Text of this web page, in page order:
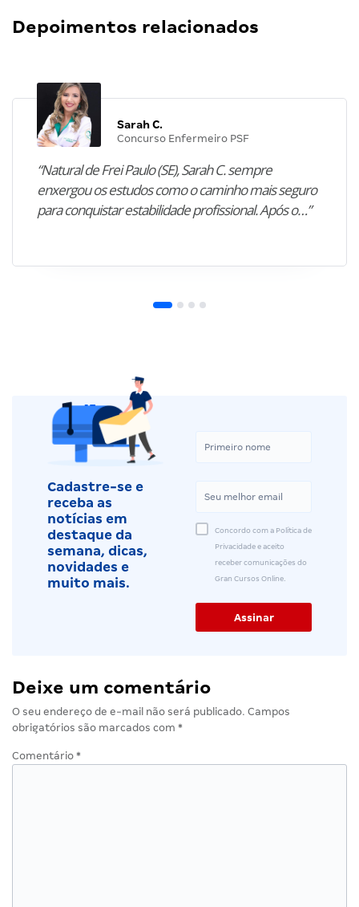
Depoimentos relacionados
Sarah C.
Concurso Enfermeiro PSF
“Natural de Frei Paulo (SE), Sarah C. sempre
enxergou os estudos como o caminho mais seguro
para conquistar estabilidade profissional. Após o…”
Cadastre-se e
receba as
notícias em
destaque da
semana, dicas,
novidades e
muito mais.
Concordo com a Política de
Privacidade e aceito
receber comunicações do
Gran Cursos Online.
Deixe um comentário
O seu endereço de e-mail não será publicado. Campos
obrigatórios são marcados com *
Comentário *